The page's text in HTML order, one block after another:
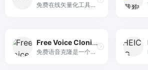
免费在线矢量化工具，其转换质量可与付费软件和服务媲美。只需上传图片，即可即时获得转换结果，无需注册或安装软件。
Free Voice Cloning
免费语音克隆是一个100%免费的在线工具，能够在5秒内生成逼真的AI语音克隆，支持多种语言，适用于个人和商业用途。